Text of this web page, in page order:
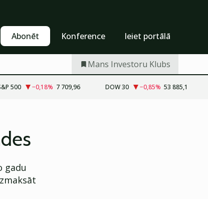
Abonēt Konference Ieiet portālā
Mans Investoru Klubs
500 −0,18% 7 709,96 DOW 30 −0,85% 53 885,1
gadu